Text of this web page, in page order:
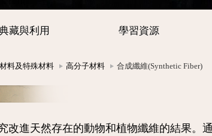
藏與利用 學習資源
料及特殊材料 高分子材料 合成纖維(Synthetic Fiber)
改進天然存在的動物和植物纖維的結果。